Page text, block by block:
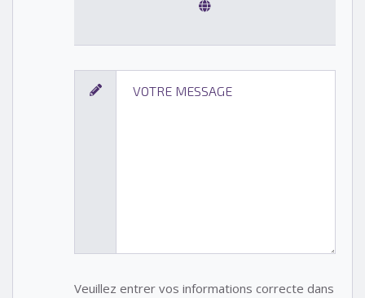
Veuillez entrer vos informations correcte dans